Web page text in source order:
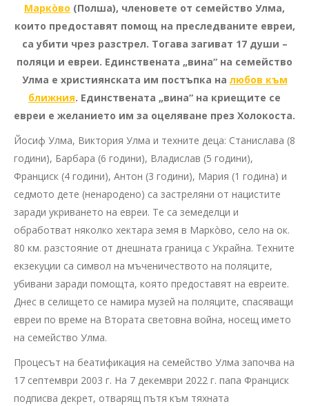
Маркòво (Полша), членовете от семейство Улма,
които предоставят помощ на преследваните евреи,
са убити чрез разстрел. Тогава загиват 17 души –
поляци и евреи. Единствената „вина“ на семейство
Улма е християнската им постъпка на любов към
ближния. Единствената „вина“ на криещите се
евреи е желанието им за оцеляване през Холокоста.
Йосиф Улма, Виктория Улма и техните деца: Станислава (8
години), Барбара (6 години), Владислав (5 години),
Франциск (4 години), Антон (3 години), Мария (1 година) и
седмото дете (ненародено) са застреляни от нацистите
заради укриването на евреи. Те са земеделци и
обработват няколко хектара земя в Маркòво, село на ок.
80 км. разстояние от днешната граница с Украйна. Техните
екзекуции са символ на мъченичеството на поляците,
убивани заради помощта, която предоставят на евреите.
Днес в селището се намира музей на поляците, спасяващи
евреи по време на Втората световна война, носещ името
на семейство Улма.
Процесът на беатификация на семейство Улма започва на
17 септември 2003 г. На 7 декември 2022 г. папа Франциск
подписва декрет, отварящ пътя към тяхната